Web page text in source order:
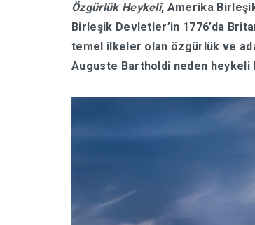
Özgürlük Heykeli, Amerika
Birleşik Devletler’in 1776’da
temel ilkeler olan özgürlük ve
Auguste Bartholdi neden